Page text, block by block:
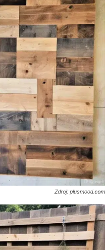
Zdroj: plusmood.com